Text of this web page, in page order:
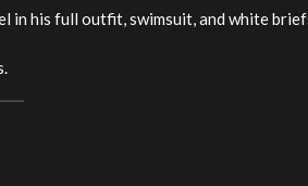
in his full outfit, swimsuit, and white